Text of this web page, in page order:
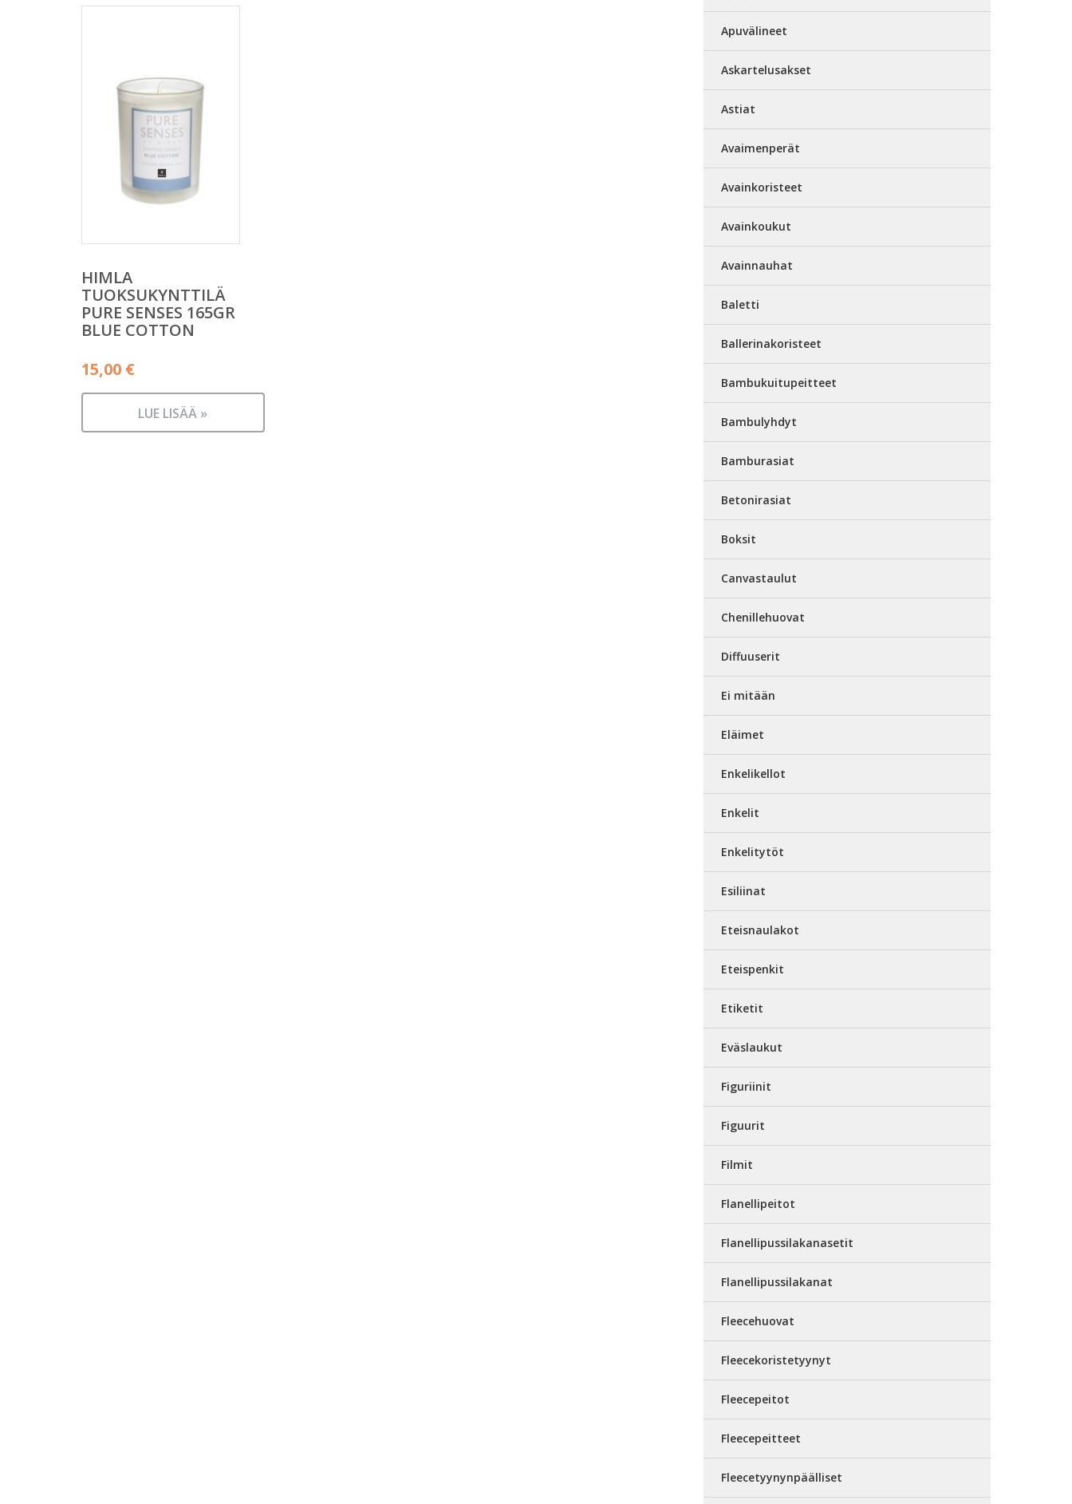
HIMLA
TUOKSUKYNTTILÄ
PURE SENSES 165GR
BLUE COTTON
15,00 €
LUE LISÄÄ »
Apuvälineet
Askartelusakset
Astiat
Avaimenperät
Avainkoristeet
Avainkoukut
Avainnauhat
Baletti
Ballerinakoristeet
Bambukuitupeitteet
Bambulyhdyt
Bamburasiat
Betonirasiat
Boksit
Canvastaulut
Chenillehuovat
Diffuuserit
Ei mitään
Eläimet
Enkelikellot
Enkelit
Enkelitytöt
Esiliinat
Eteisnaulakot
Eteispenkit
Etiketit
Eväslaukut
Figuriinit
Figuurit
Filmit
Flanellipeitot
Flanellipussilakanasetit
Flanellipussilakanat
Fleecehuovat
Fleecekoristetyynyt
Fleecepeitot
Fleecepeitteet
Fleecetyynynpäälliset